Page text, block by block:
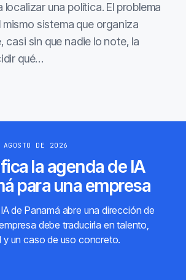
localizar una política. El problema
sistema que organiza
casi sin que nadie lo note, la
qué…
DE 2026
la agenda de IA
para una empresa
de Panamá abre una dirección de
debe traducirla en talento,
y un caso de uso concreto.